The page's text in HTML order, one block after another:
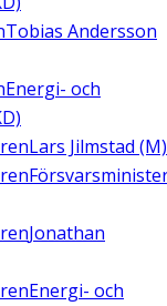
Tobias Andersson
Energi- och
Lars Jilmstad (M)
Jonathan
Energi- och